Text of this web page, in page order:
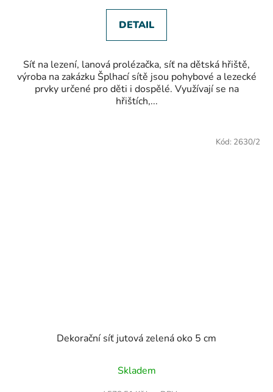
DETAIL
Síť na lezení, lanová prolézačka, síť na dětská hřiště,
výroba na zakázku Šplhací sítě jsou pohybové a lezecké
prvky určené pro děti i dospělé. Využívají se na
hřištích,...
Dekorační síť jutová zelená oko 5 cm
Skladem
Kód: 2630/2